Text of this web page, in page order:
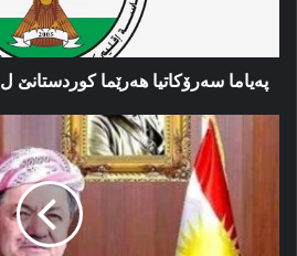
په‌یاما سه‌رۆکاتیا هه‌رێما
ئۆپۆزسیۆنا
سوور‌یێ
سۆپاسیا
سەرۆک
مەسعود
بارزانی